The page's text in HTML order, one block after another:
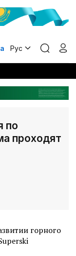
Рус
по
проходят
горного